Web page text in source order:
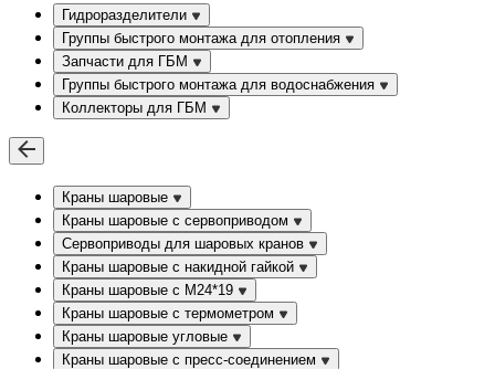
Гидроразделители
Группы быстрого монтажа для отопления
Запчасти для ГБМ
Группы быстрого монтажа для водоснабжения
Коллекторы для ГБМ
Краны шаровые
Краны шаровые с сервоприводом
Сервоприводы для шаровых кранов
Краны шаровые с накидной гайкой
Краны шаровые с М24*19
Краны шаровые с термометром
Краны шаровые угловые
Краны шаровые c пресс-соединением